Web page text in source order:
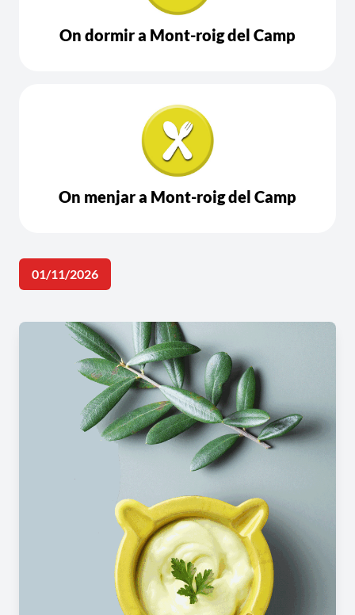
On dormir a Mont-roig del Camp
On menjar a Mont-roig del Camp
01/11/2026